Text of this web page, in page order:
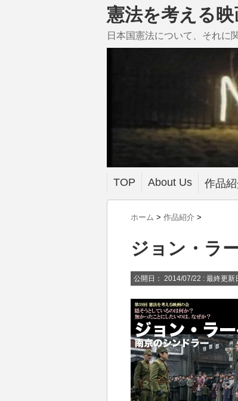
憲法を考える映
日本国憲法について、それに
TOP About Us 作品
ホーム > 作品紹介 >
ジョン・ラ
公開日： 2014/07/22 : 最終更新